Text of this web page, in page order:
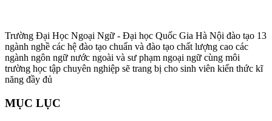
Trường Đại Học Ngoại Ngữ - Đại học Quốc Gia Hà Nội đào tạo 13
ngành nghề các hệ đào tạo chuẩn và đào tạo chất lượng cao các
ngành ngôn ngữ nước ngoài và sư phạm ngoại ngữ cùng môi
trường học tập chuyên nghiệp sẽ trang bị cho sinh viên kiến thức kĩ
năng đầy đủ
MỤC LỤC